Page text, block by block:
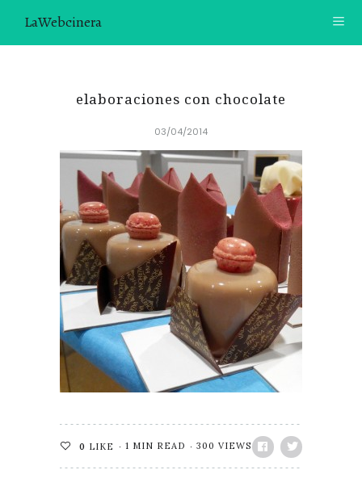
LaWebcinera
CONTACTO
¿TE GUSTARÍA UNIRTE A NUESTRA AVENTURA GASTRON
ÓMICA?
ÚNETE A LA NEWSLETTER
RECOMENDACIONES
elaboraciones con chocolate
03/04/2014
0 LIKE 1 MIN READ 300 VIEWS